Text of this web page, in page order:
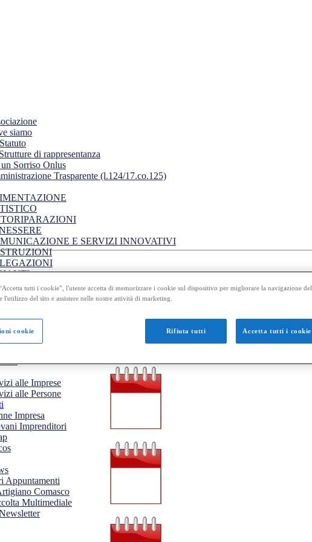
siamo
di rappresentanza
un Sorriso Onlus
Trasparente (l.124/17.co.125)
E SERVIZI INNOVATIVI
DEL VERDE
E SUBFORNITURA
alle Imprese
alle Persone
Impresa
Imprenditori
Appuntamenti
Comasco
Multimediale
tutti i cookie”, l'utente accetta di memorizzare i cookie sul dispositivo per migliorare la navigazione del
l'utilizzo del sito e assistere nelle nostre attività di marketing.
Rifiuta tutti Accetta tutti i cookie
cookie